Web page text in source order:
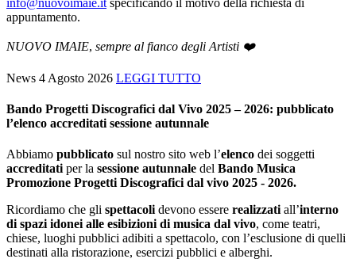
appuntamento.
NUOVO IMAIE, sempre al fianco degli Artisti ❤️
News 4 Agosto 2026 LEGGI TUTTO
Bando Progetti Discografici dal Vivo 2025 – 2026: pubblicato
l’elenco accreditati sessione autunnale
Abbiamo pubblicato sul nostro sito web l’elenco dei soggetti
accreditati per la sessione autunnale del Bando Musica
Promozione Progetti Discografici dal vivo 2025 - 2026.
Ricordiamo che gli spettacoli devono essere realizzati all’interno
di spazi idonei alle esibizioni di musica dal vivo, come teatri,
chiese, luoghi pubblici adibiti a spettacolo, con l’esclusione di quelli
destinati alla ristorazione, esercizi pubblici e alberghi.